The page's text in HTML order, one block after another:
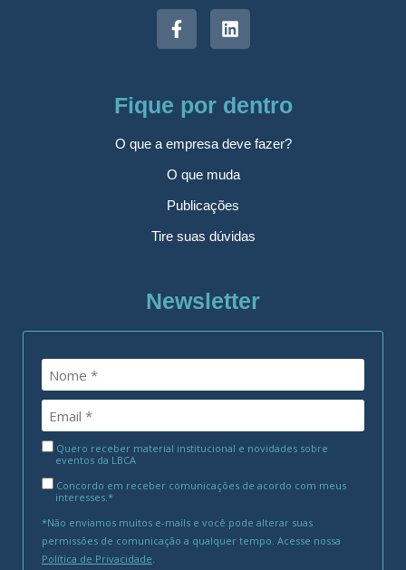
Fique por dentro
O que a empresa deve fazer?
O que muda
Publicações
Tire suas dúvidas
Newsletter
Quero receber material institucional e novidades sobre
eventos da LBCA
Concordo em receber comunicações de acordo com meus
interesses.*
*Não enviamos muitos e-mails e você pode alterar suas
permissões de comunicação a qualquer tempo. Acesse nossa
Política de Privacidade